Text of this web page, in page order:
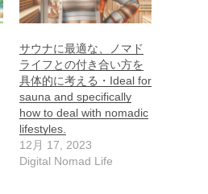
サウナに最適な、ノマド
ライフとの付き合い方を
具体的に考える・Ideal for
sauna and specifically
how to deal with nomadic
lifestyles.
12月 17, 2023
Digital Nomad Life